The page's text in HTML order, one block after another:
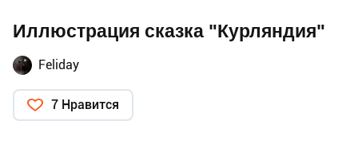
Иллюстрация сказка "Курляндия"
Feliday
7 Нравится